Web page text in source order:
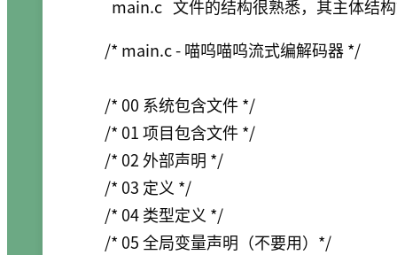
main.c 文件的结构很熟悉，其主体结
/* main.c - 喵呜喵呜流式编解码器 */
/* 00 系统包含文件 */
/* 01 项目包含文件 */
/* 02 外部声明 */
/* 03 定义 */
/* 04 类型定义 */
/* 05 全局变量声明（不要用）*/